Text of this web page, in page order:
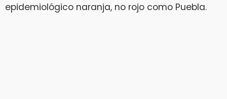
epidemiológico naranja, no rojo como Puebla.